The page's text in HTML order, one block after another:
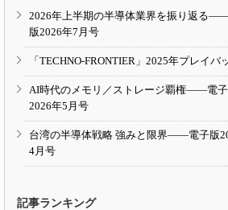
ま展
2026年上半期の半導体業界を振り返る
版2026年7月号
「TECHNO-FRONTIER」2025年プレイバ
AI時代のメモリ／ストレージ覇権――電
2026年5月号
台湾の半導体戦略 強みと限界――電子版
4月号
記事ランキング